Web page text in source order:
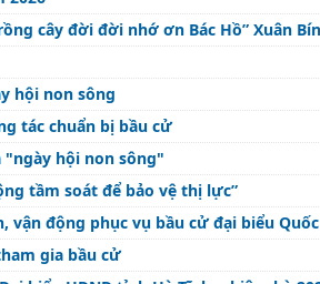
cây đời đời nhớ ơn Bác Hồ” Xuân
hội non sông
tác chuẩn bị bầu cử
"ngày hội non sông"
tầm soát để bảo vệ thị lực”
động phục vụ bầu cử đại biểu
gia bầu cử